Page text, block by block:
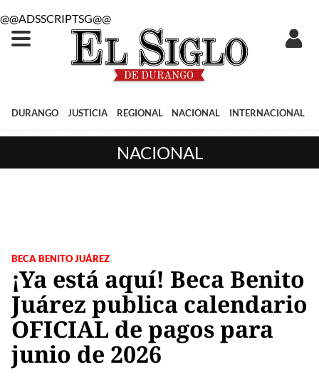
@@ADSSCRIPTSG@@
DURANGO JUSTICIA REGIONAL NACIONAL INTERNACIONAL
NACIONAL
BECA BENITO JUÁREZ
¡Ya está aquí! Beca Benito
Juárez publica calendario
OFICIAL de pagos para
junio de 2026